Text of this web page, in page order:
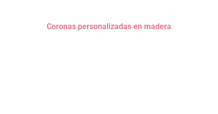
Coronas personalizadas en madera